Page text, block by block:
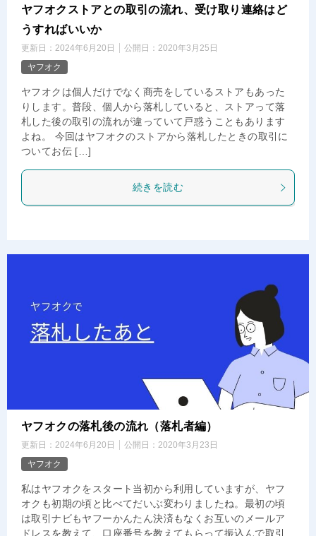
ヤフオクストアとの取引の流れ、受け取り連絡はど
うすればいいか
更新日： 2024年6月20日 公開日： 2020年3月25日
ヤフオク
ヤフオクは個人だけでなく商売をしているストアもあった
りします。普段、個人から落札していると、ストアって落
札した後の取引の流れが違っていて戸惑うこともあります
よね。 今回はヤフオクのストアから落札したときの取引に
ついてお伝 […]
続きを読む
ヤフオクの落札後の流れ（落札者編）
更新日： 2024年6月20日 公開日： 2020年3月23日
ヤフオク
私はヤフオクをスタート当初から利用していますが、ヤフ
オクも初期の頃と比べてだいぶ変わりましたね。最初の頃
は取引ナビもヤフーかんたん決済もなくお互いのメールア
ドレスを教えて、口座番号を教えてもらって振込んで取引